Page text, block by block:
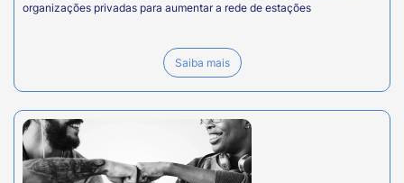
organizações privadas para aumentar a rede de estações
Saiba mais